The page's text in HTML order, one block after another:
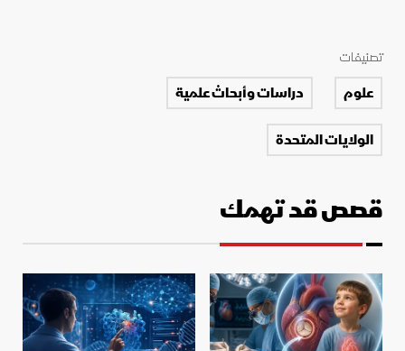
تصنيفات
علوم
دراسات وأبحاث علمية
الولايات المتحدة
قصص قد تهمك